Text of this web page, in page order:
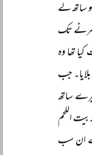
ساتھ لے
مرنے تک
تھا وہ
جب
ساتھ
بیت اللحم
ان سب